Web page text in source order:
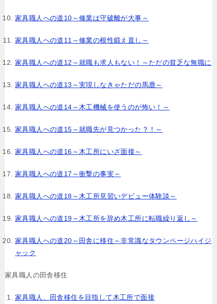
家具職人への道10～修業は守破離が大事～
家具職人への道11～修業の根性鍛え直し～
家具職人への道12～就職も求人もない！～ただの貧乏な無職に
家具職人への道13～実現しなきゃただの馬鹿～
家具職人への道14～木工機械を使うのが怖い！～
家具職人への道15～就職先が見つかった？！～
家具職人への道16～木工所にいざ面接～
家具職人への道17～衝撃の事実～
家具職人への道18～木工所見習いデビュー体験談～
家具職人への道19～木工所を辞め木工所に転職繰り返し～
家具職人への道20～田舎に移住～非常識なタウンページハイジ
ャック
家具職人の田舎移住
家具職人、田舎移住を目指して木工所で面接